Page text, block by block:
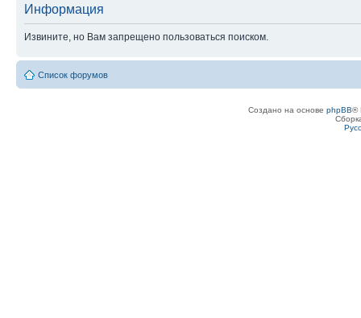
Информация
Извините, но Вам запрещено пользоваться поиском.
Список форумов
Создано на основе phpBB®